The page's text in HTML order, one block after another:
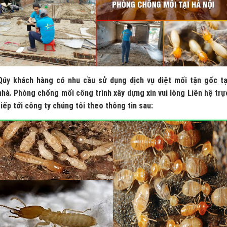
khách hàng có nhu cầu sử dụng dịch vụ diệt mối tận gốc
Phòng chống mối công trình xây dựng xin vui lòng Liên hệ
tới công ty chúng tôi theo thông tin sau: